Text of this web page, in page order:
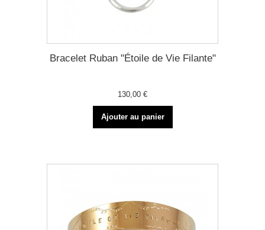
Bracelet Ruban "Étoile de Vie Filante"
130,00 €
Ajouter au panier